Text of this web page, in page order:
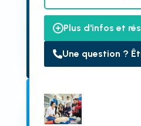
Plus d'infos et
Une question ?